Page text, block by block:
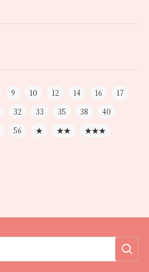
9 10 12 14 16
17
32 33 35 38
40
56 ★ ★★
★★★